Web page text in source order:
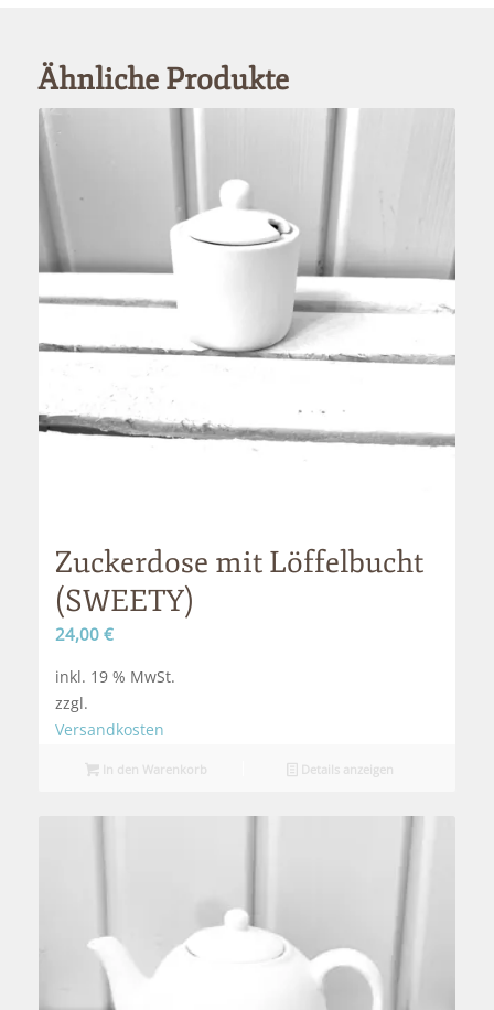
Ähnliche Produkte
Zuckerdose mit Löffelbucht
(SWEETY)
24,00 €
inkl. 19 % MwSt.
zzgl.
Versandkosten
In den Warenkorb Details anzeigen